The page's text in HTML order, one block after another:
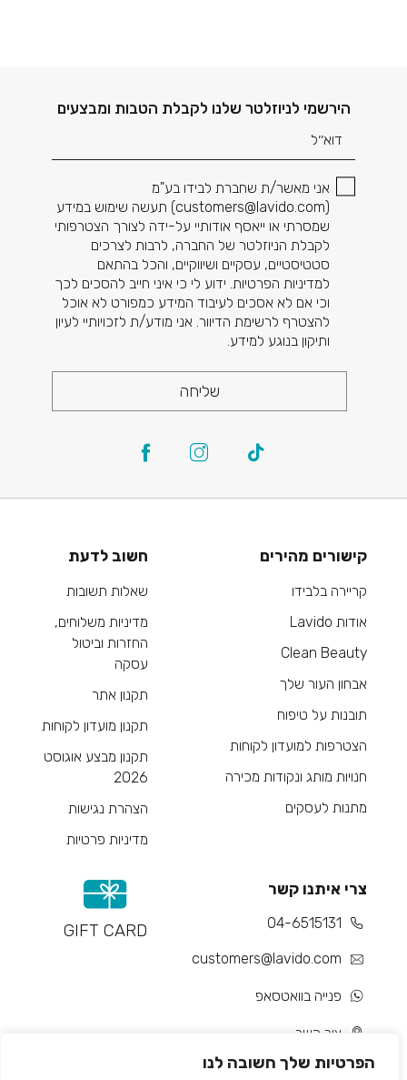
הפרטיות שלך חשובה לנו
הירשמי לניוזלטר שלנו לקבלת הטבות ומבצעים
דוא׳׳ל
אני מאשר/ת שחברת לבידו בע"מ
(
customers@lavido.com) תעשה שימוש במידע
שמסרתי או ייאסף אודותיי על-ידה לצורך הצטרפותי
לקבלת הניוזלטר של החברה, לרבות לצרכים
סטטיסטיים, עסקיים ושיווקיים, והכל בהתאם
למדיניות הפרטיות. ידוע לי כי איני חייב להסכים לכך
וכי אם לא אסכים לעיבוד המידע כמפורט לא אוכל
להצטרף לרשימת הדיוור. אני מודע/ת לזכויותיי לעיון
ותיקון בנוגע למידע.
שליחה
קישורים מהירים
קריירה בלבידו
אודות Lavido
Clean Beauty
אבחון העור שלך
תובנות על טיפוח
הצטרפות למועדון לקוחות
חנויות מותג ונקודות מכירה
מתנות לעסקים
חשוב לדעת
שאלות תשובות
מדיניות משלוחים,
החזרות וביטול
עסקה
תקנון אתר
תקנון מועדון לקוחות
תקנון מבצע אוגוסט
2026
הצהרת נגישות
מדיניות פרטיות
צרי איתנו קשר
04-6515131
customers@lavido.com
פנייה בוואטסאפ
צור קשר
GIFT CARD